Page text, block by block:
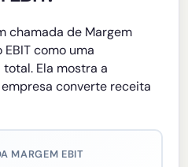
chamada de Margem
como uma
Ela mostra a
converte receita
MARGEM EBIT